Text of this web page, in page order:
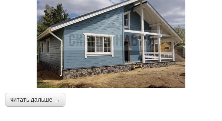
читать дальше →